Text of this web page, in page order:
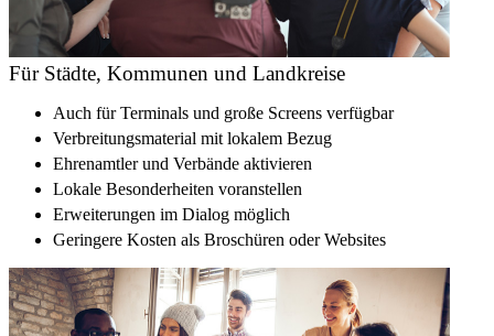
Für Städte, Kommunen und Landkreise
Auch für Terminals und große Screens verfügbar
Verbreitungsmaterial mit lokalem Bezug
Ehrenamtler und Verbände aktivieren
Lokale Besonderheiten voranstellen
Erweiterungen im Dialog möglich
Geringere Kosten als Broschüren oder Websites